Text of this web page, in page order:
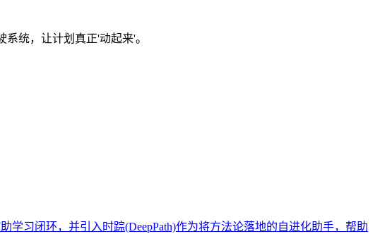
统，让计划真正'动起来'。
习闭环，并引入时踪(DeepPath)作为将方法论落地的自进化助手，帮助